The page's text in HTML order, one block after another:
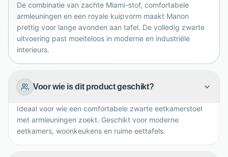
geheel of mix met ash en toffee voor extra speelsheid
in huis.
De combinatie van zachte Miami-stof, comfortabele
armleuningen en een royale kuipvorm maakt Manon
prettig voor lange avonden aan tafel. De volledig zwarte
uitvoering past moeiteloos in moderne en industriële
interieurs.
Voor wie is dit product geschikt?
Ideaal voor wie een comfortabele zwarte eetkamerstoel
met armleuningen zoekt. Geschikt voor moderne
eetkamers, woonkeukens en ruime eettafels.